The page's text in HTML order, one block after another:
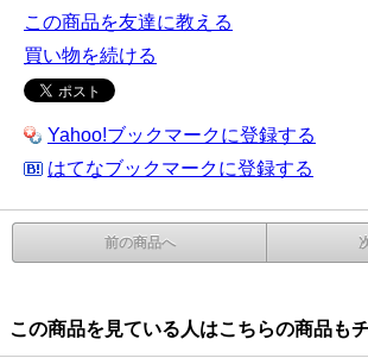
この商品を友達に教える
買い物を続ける
Yahoo!ブックマークに登録する
はてなブックマークに登録する
前の商品へ
この商品を見ている人はこちらの商品も